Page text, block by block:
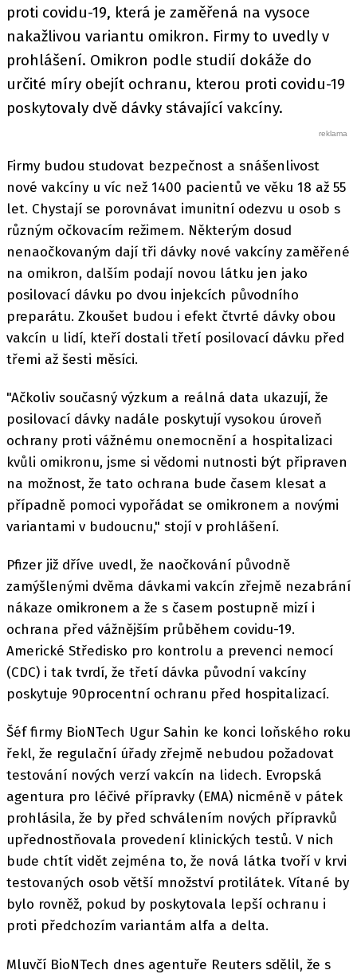
proti covidu-19, která je zaměřená na vysoce
nakažlivou variantu omikron. Firmy to uvedly v
prohlášení. Omikron podle studií dokáže do
určité míry obejít ochranu, kterou proti covidu-19
poskytovaly dvě dávky stávající vakcíny.
Firmy budou studovat bezpečnost a snášenlivost
nové vakcíny u víc než 1400 pacientů ve věku 18 až 55
let. Chystají se porovnávat imunitní odezvu u osob s
různým očkovacím režimem. Některým dosud
nenaočkovaným dají tři dávky nové vakcíny zaměřené
na omikron, dalším podají novou látku jen jako
posilovací dávku po dvou injekcích původního
preparátu. Zkoušet budou i efekt čtvrté dávky obou
vakcín u lidí, kteří dostali třetí posilovací dávku před
třemi až šesti měsíci.
"Ačkoliv současný výzkum a reálná data ukazují, že
posilovací dávky nadále poskytují vysokou úroveň
ochrany proti vážnému onemocnění a hospitalizaci
kvůli omikronu, jsme si vědomi nutnosti být připraven
na možnost, že tato ochrana bude časem klesat a
případně pomoci vypořádat se omikronem a novými
variantami v budoucnu," stojí v prohlášení.
Pfizer již dříve uvedl, že naočkování původně
zamýšlenými dvěma dávkami vakcín zřejmě nezabrání
nákaze omikronem a že s časem postupně mizí i
ochrana před vážnějším průběhem covidu-19.
Americké Středisko pro kontrolu a prevenci nemocí
(CDC) i tak tvrdí, že třetí dávka původní vakcíny
poskytuje 90procentní ochranu před hospitalizací.
Šéf firmy BioNTech Ugur Sahin ke konci loňského roku
řekl, že regulační úřady zřejmě nebudou požadovat
testování nových verzí vakcín na lidech. Evropská
agentura pro léčivé přípravky (EMA) nicméně v pátek
prohlásila, že by před schválením nových přípravků
upřednostňovala provedení klinických testů. V nich
bude chtít vidět zejména to, že nová látka tvoří v krvi
testovaných osob větší množství protilátek. Vítané by
bylo rovněž, pokud by poskytovala lepší ochranu i
proti předchozím variantám alfa a delta.
Mluvčí BioNTech dnes agentuře Reuters sdělil, že s